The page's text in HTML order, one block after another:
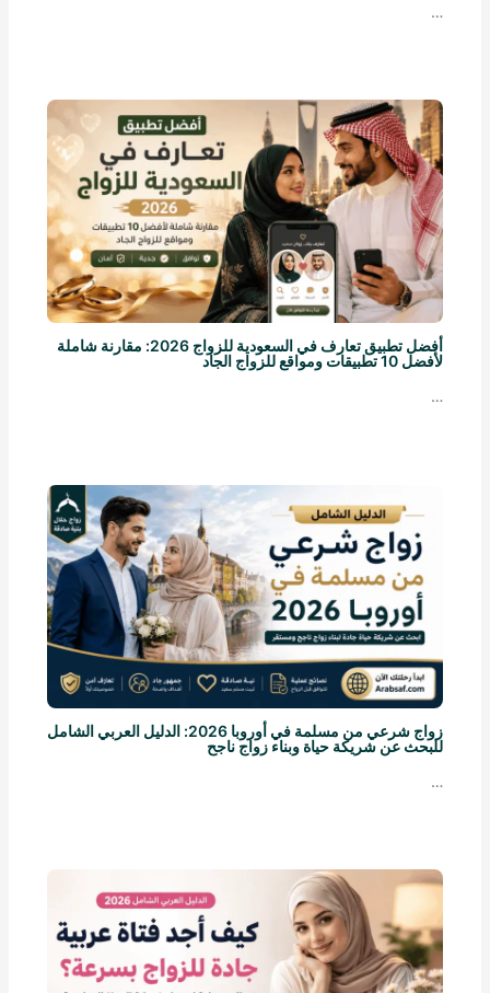
…
أفضل تطبيق تعارف في السعودية للزواج 2026: مقارنة شاملة
لأفضل 10 تطبيقات ومواقع للزواج الجاد
…
زواج شرعي من مسلمة في أوروبا 2026: الدليل العربي الشامل
للبحث عن شريكة حياة وبناء زواج ناجح
…